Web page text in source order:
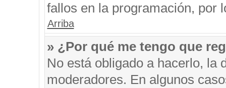
fallos en la programación, por
Arriba
» ¿Por qué me tengo que
No está obligado a hacerlo, la
moderadores. En algunos